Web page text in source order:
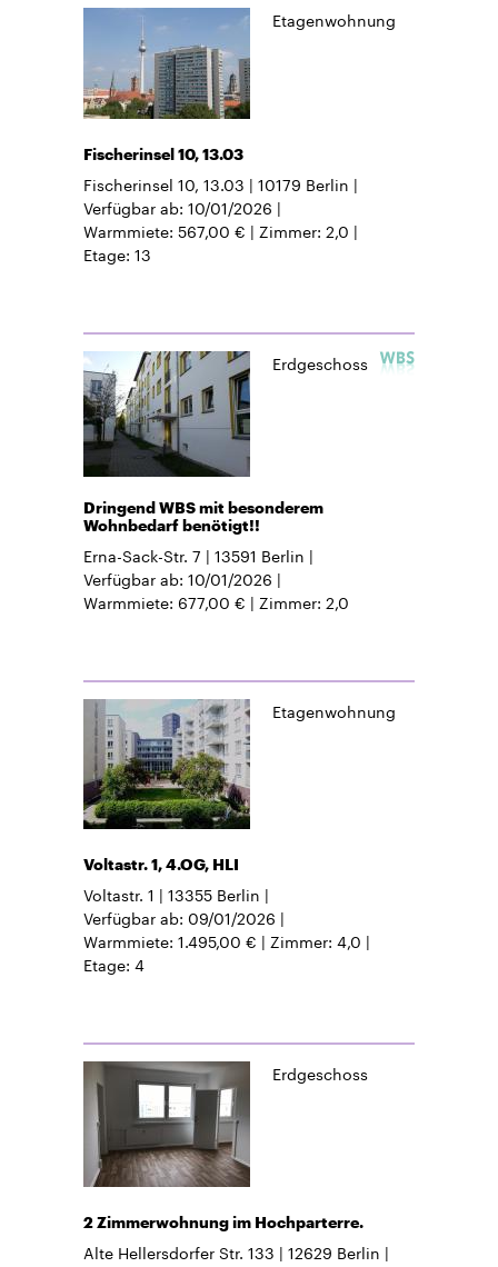
Etagenwohnung
Fischerinsel 10, 13.03
Fischerinsel 10, 13.03 10179 Berlin
Verfügbar ab 10/01/2026
Warmmiete 567,00 € Zimmer 2,0
Etage 13
Erdgeschoss
Dringend WBS mit besonderem
Wohnbedarf benötigt!!
Erna-Sack-Str. 7 13591 Berlin
Verfügbar ab 10/01/2026
Warmmiete 677,00 € Zimmer 2,0
Etagenwohnung
Voltastr. 1, 4.OG, HLI
Voltastr. 1 13355 Berlin
Verfügbar ab 09/01/2026
Warmmiete 1.495,00 € Zimmer 4,0
Etage 4
Erdgeschoss
2 Zimmerwohnung im Hochparterre.
Alte Hellersdorfer Str. 133 12629 Berlin